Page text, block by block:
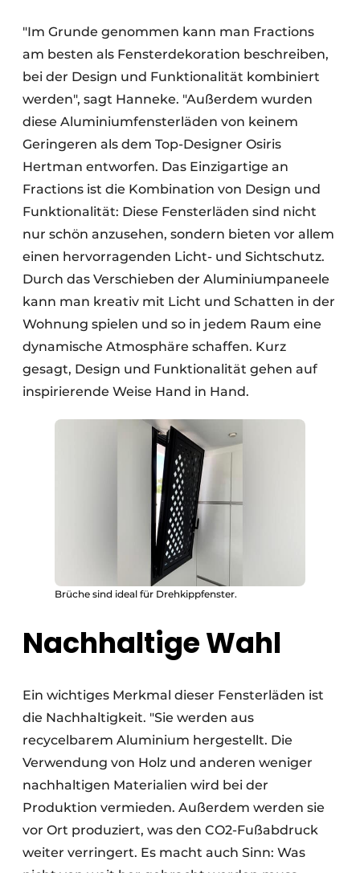
"Im Grunde genommen kann man Fractions
am besten als Fensterdekoration beschreiben,
bei der Design und Funktionalität kombiniert
werden", sagt Hanneke. "Außerdem wurden
diese Aluminiumfensterläden von keinem
Geringeren als dem Top-Designer Osiris
Hertman entworfen. Das Einzigartige an
Fractions ist die Kombination von Design und
Funktionalität: Diese Fensterläden sind nicht
nur schön anzusehen, sondern bieten vor allem
einen hervorragenden Licht- und Sichtschutz.
Durch das Verschieben der Aluminiumpaneele
kann man kreativ mit Licht und Schatten in der
Wohnung spielen und so in jedem Raum eine
dynamische Atmosphäre schaffen. Kurz
gesagt, Design und Funktionalität gehen auf
inspirierende Weise Hand in Hand.
Brüche sind ideal für Drehkippfenster.
Nachhaltige Wahl
Ein wichtiges Merkmal dieser Fensterläden ist
die Nachhaltigkeit. "Sie werden aus
recycelbarem Aluminium hergestellt. Die
Verwendung von Holz und anderen weniger
nachhaltigen Materialien wird bei der
Produktion vermieden. Außerdem werden sie
vor Ort produziert, was den CO2-Fußabdruck
weiter verringert. Es macht auch Sinn: Was